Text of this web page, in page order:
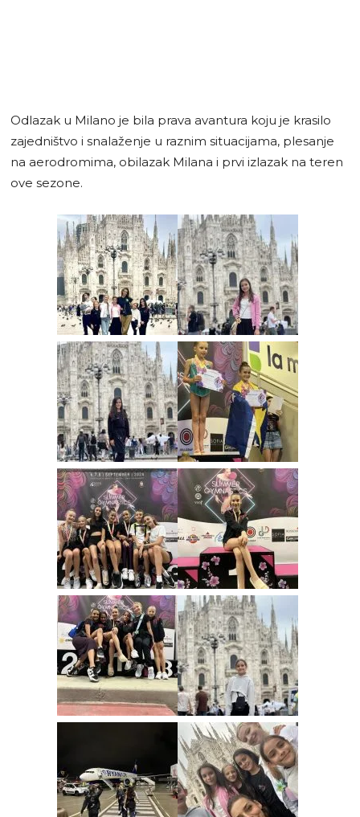
Odlazak u Milano je bila prava avantura koju je krasilo
zajedništvo i snalaženje u raznim situacijama, plesanje
na aerodromima, obilazak Milana i prvi izlazak na teren
ove sezone.